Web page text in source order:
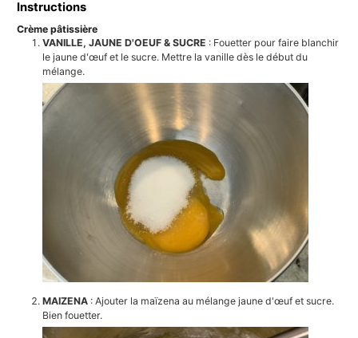
Instructions
Crème pâtissière
VANILLE, JAUNE D'OEUF & SUCRE : Fouetter pour faire blanchir
le jaune d'œuf et le sucre. Mettre la vanille dès le début du
mélange.
MAIZENA : Ajouter la maïzena au mélange jaune d'œuf et sucre.
Bien fouetter.